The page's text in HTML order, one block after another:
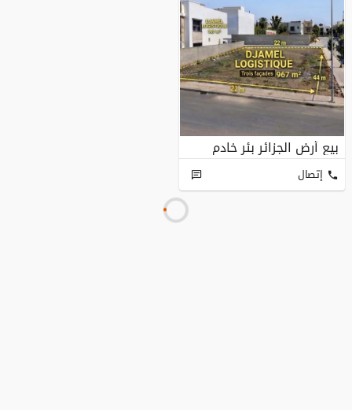
بيع أرض الجزائر بئر خادم
إتصال